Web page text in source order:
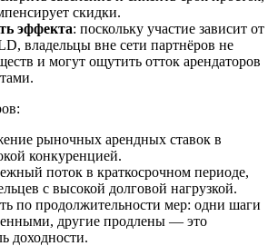
скидки.
эффекта: поскольку участие зависит от
владельцы вне сети партнёров не
и могут ощутить отток арендаторов
рыночных арендных ставок в
конкуренцией.
поток в краткосрочном периоде,
с высокой долговой нагрузкой.
по продолжительности мер: одни шаги
другие продлены — это
доходности.